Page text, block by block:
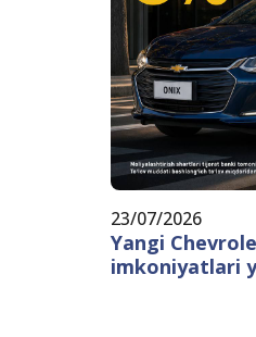
23/07/2026
Yangi
imkoniyatlari